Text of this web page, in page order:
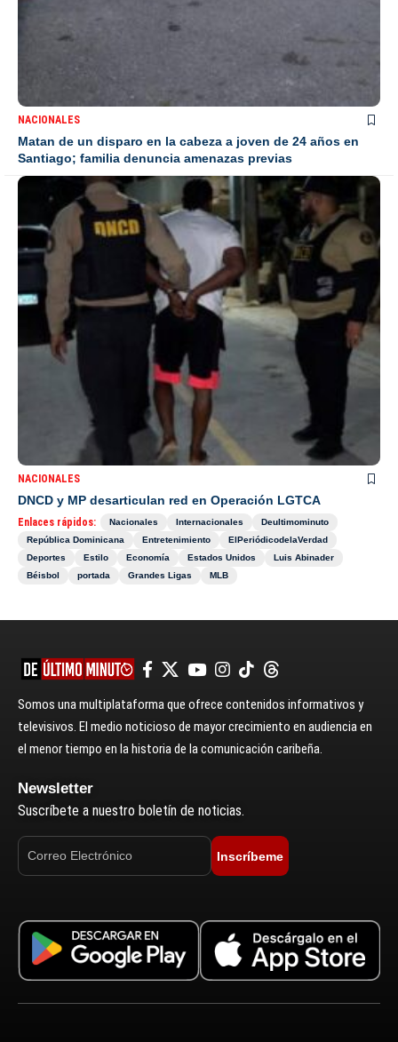
NACIONALES
Matan de un disparo en la cabeza a joven de 24 años en
Santiago; familia denuncia amenazas previas
NACIONALES
DNCD y MP desarticulan red en Operación LGTCA
Enlaces rápidos: Nacionales Internacionales
Deultimominuto
República Dominicana
Entretenimiento
ElPeriódicodelaVerdad
Deportes
Estilo Economía Estados Unidos
Luis Abinader
Béisbol
portada Grandes Ligas MLB
Somos una multiplataforma que ofrece contenidos informativos y
televisivos. El medio noticioso de mayor crecimiento en audiencia en
el menor tiempo en la historia de la comunicación caribeña.
Newsletter
Suscríbete a nuestro boletín de noticias.
Inscríbeme